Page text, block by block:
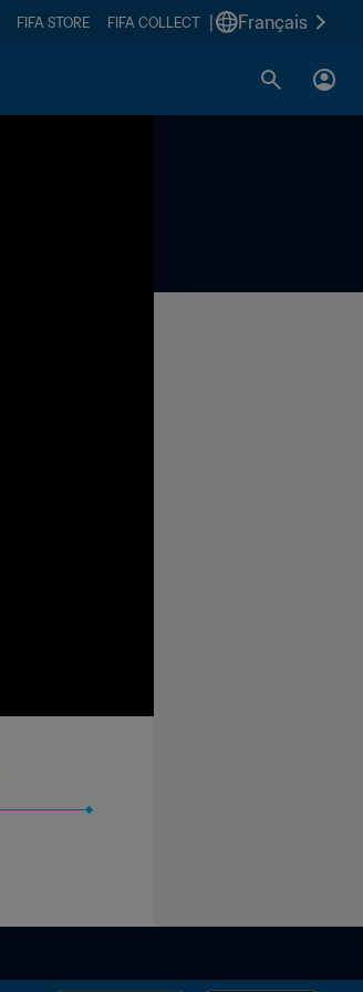
FIFA STORE FIFA COLLECT Français